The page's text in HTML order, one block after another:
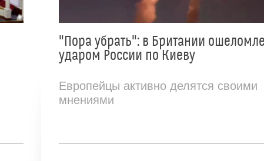
"Пора убрать": в Британии
ударом России по Киеву
Европейцы активно делятся своими
мнениями